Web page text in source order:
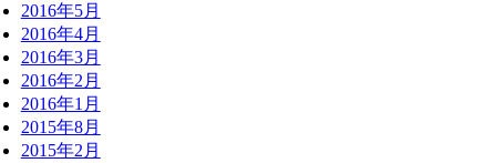
2016年5月
2016年4月
2016年3月
2016年2月
2016年1月
2015年8月
2015年2月